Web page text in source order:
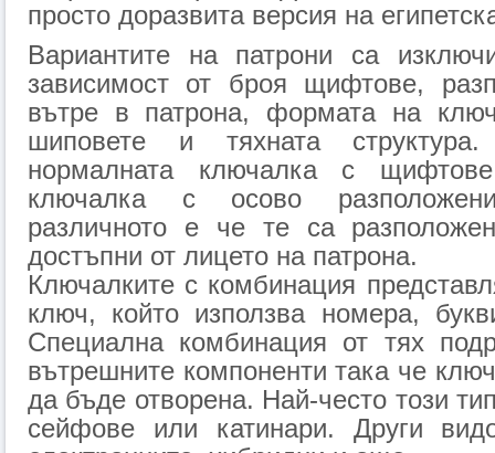
просто доразвита версия на
Вариантите на патрони са
зависимост от броя щифтове,
вътре в патрона, формата на
шиповете и тяхната
нормалната ключалка с
ключалка с осово
различното е че те са
достъпни от лицето на патрона.
Ключалките с комбинация
ключ, който използва номера,
Специална комбинация от тях
вътрешните компоненти така че
да бъде отворена. Най-често този
сейфове или катинари. Други